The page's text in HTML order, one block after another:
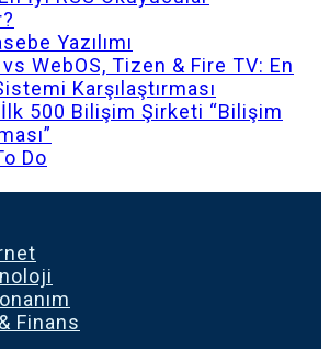
Yazılımı
WebOS, Tizen & Fire TV: En
Karşılaştırması
İlk 500 Bilişim Şirketi “Bilişim
Do
Finans